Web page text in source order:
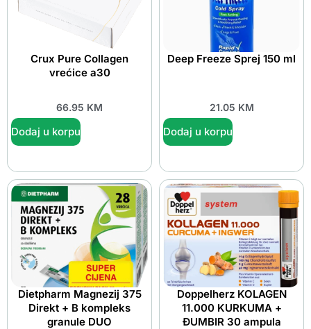
Crux Pure Collagen
vrećice a30
66.95 KM
Dodaj u korpu
Deep Freeze Sprej 150 ml
21.05 KM
Dodaj u korpu
Dietpharm Magnezij 375
Direkt + B kompleks
granule DUO
Doppelherz KOLAGEN
11.000 KURKUMA +
ĐUMBIR 30 ampula